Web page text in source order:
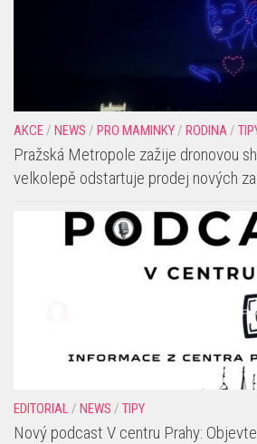
AKCE/ NEWS / PRO MAMINKY/ RODINA/
Pražská Metropole zažije dronovou
velkolepě odstartuje prodej nových
EDITORIAL/ NEWS / TIPY
Nový podcast V centru Prahy: